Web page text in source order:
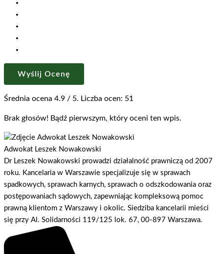
Wyślij Ocenę
Średnia ocena 4.9 / 5. Liczba ocen: 51
Brak głosów! Bądź pierwszym, który oceni ten wpis.
Adwokat Leszek Nowakowski
Dr Leszek Nowakowski prowadzi działalność prawniczą od 2007
roku. Kancelaria w Warszawie specjalizuje się w sprawach
spadkowych, sprawach karnych, sprawach o odszkodowania oraz
postępowaniach sądowych, zapewniając kompleksową pomoc
prawną klientom z Warszawy i okolic. Siedziba kancelarii mieści
się przy Al. Solidarności 119/125 lok. 67, 00-897 Warszawa.